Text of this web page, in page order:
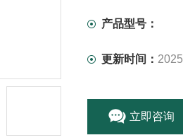
产品型号：
更新时间：
立即咨询